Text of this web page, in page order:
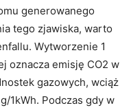
generowanego
tego zjawiska, warto
Wytworzenie 1
oznacza emisję CO2 w
gazowych, wciąż
1kWh. Podczas gdy w